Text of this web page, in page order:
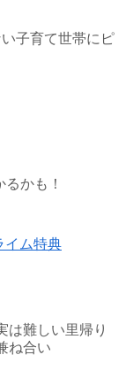
子育て世帯にピ
かも！
イム特典
は難しい里帰り
ね合い